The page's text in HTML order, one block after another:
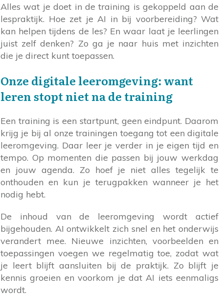
Alles wat je doet in de training is gekoppeld aan de
lespraktijk. Hoe zet je AI in bij voorbereiding? Wat
kan helpen tijdens de les? En waar laat je leerlingen
juist zelf denken? Zo ga je naar huis met inzichten
die je direct kunt toepassen.
Onze digitale leeromgeving: want
leren stopt niet na de training
Een training is een startpunt, geen eindpunt. Daarom
krijg je bij al onze trainingen toegang tot een digitale
leeromgeving. Daar leer je verder in je eigen tijd en
tempo. Op momenten die passen bij jouw werkdag
en jouw agenda. Zo hoef je niet alles tegelijk te
onthouden en kun je terugpakken wanneer je het
nodig hebt.
De inhoud van de leeromgeving wordt actief
bijgehouden. AI ontwikkelt zich snel en het onderwijs
verandert mee. Nieuwe inzichten, voorbeelden en
toepassingen voegen we regelmatig toe, zodat wat
je leert blijft aansluiten bij de praktijk. Zo blijft je
kennis groeien en voorkom je dat AI iets eenmaligs
wordt.